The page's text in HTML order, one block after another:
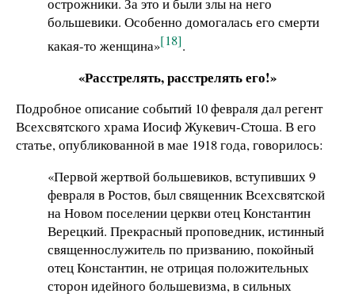
острожники. За это и были злы на него
большевики. Особенно домогалась его смерти
какая-то женщина»[18].
«Расстрелять, расстрелять его!»
Подробное описание событий 10 февраля дал регент
Всехсвятского храма Иосиф Жукевич-Стоша. В его
статье, опубликованной в мае 1918 года, говорилось:
«Первой жертвой большевиков, вступивших 9
февраля в Ростов, был священник Всехсвятской
на Новом поселении церкви отец Константин
Верецкий. Прекрасный проповедник, истинный
священнослужитель по призванию, покойный
отец Константин, не отрицая положительных
сторон идейного большевизма, в сильных